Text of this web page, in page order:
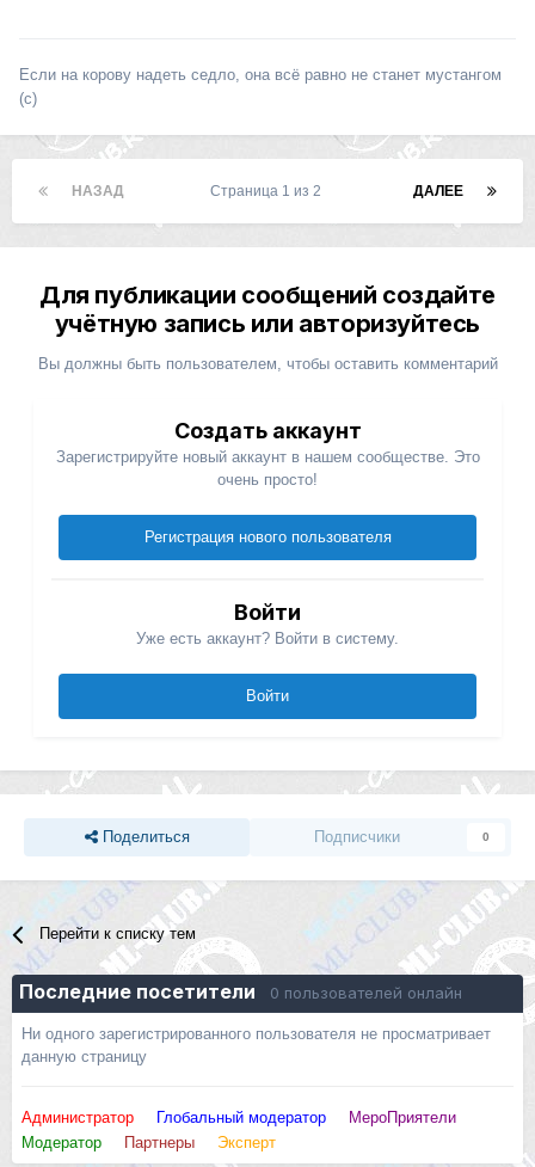
Если на корову надеть седло, она всё равно не станет мустангом
(с)
НАЗАД ДАЛЕЕ
Страница 1 из 2
Для публикации сообщений создайте
учётную запись или авторизуйтесь
Вы должны быть пользователем, чтобы оставить комментарий
Создать аккаунт
Зарегистрируйте новый аккаунт в нашем сообществе. Это
очень просто!
Регистрация нового пользователя
Войти
Уже есть аккаунт? Войти в систему.
Войти
Поделиться Подписчики 0
Перейти к списку тем
Последние посетители 0 пользователей онлайн
Ни одного зарегистрированного пользователя не просматривает
данную страницу
Администратор Глобальный модератор
МероПриятели
Модератор
Партнеры Эксперт